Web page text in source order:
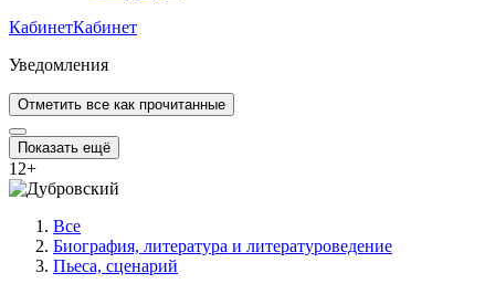
КабинетКабинет
Уведомления
Отметить все как прочитанные
Показать ещё
12+
Все
Биография, литература и литературоведение
Пьеса, сценарий